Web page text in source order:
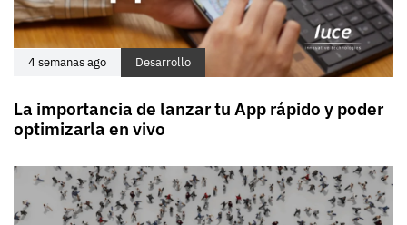
4 semanas ago Desarrollo
La importancia de lanzar tu App rápido y poder
optimizarla en vivo